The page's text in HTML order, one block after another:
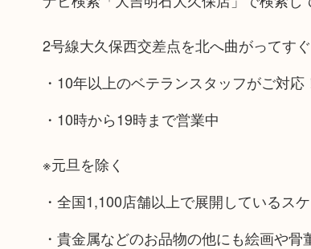
2号線大久保西交差点を北へ曲がってすぐ
・10年以上のベテランスタッフがご対応
・10時から19時まで営業中
※元旦を除く
・全国1,100店舗以上で展開しているス
・貴金属などのお品物の他にも絵画や